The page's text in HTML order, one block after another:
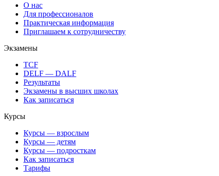
О нас
Для профессионалов
Практическая информация
Приглашаем к сотрудничеству
Экзамены
TCF
DELF — DALF
Результаты
Экзамены в высших школах
Как записаться
Курсы
Курсы — взрослым
Курсы — детям
Курсы — подросткам
Как записаться
Тарифы